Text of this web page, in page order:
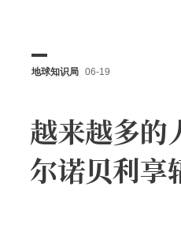
地球知识局 06-19
越来越多的
尔诺贝利享